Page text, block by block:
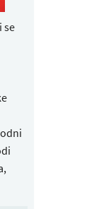
se